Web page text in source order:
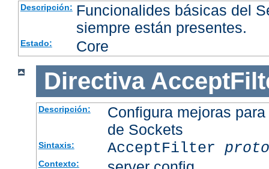
Descripción: Funcionalides básicas del
siempre están presentes.
Estado: Core
Directiva
Descripción:
Configura mejoras
de Sockets
Sintaxis: AcceptFilter
Contexto: